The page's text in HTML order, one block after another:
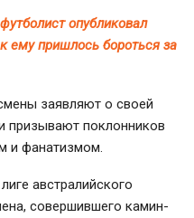
опубликовал
ему пришлось бороться за
заявляют о своей
призывают поклонников
и фанатизмом.
австралийского
совершившего камин-